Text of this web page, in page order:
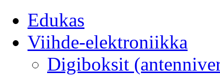
Edukas
Viihde-elektroniikka
Digiboksit